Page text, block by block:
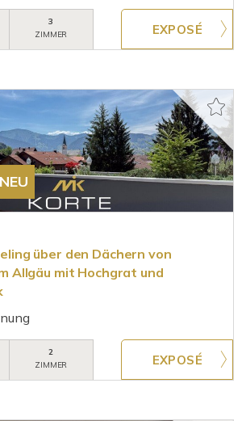
3
ZIMMER
NEU
über den Dächern von
Allgäu mit Hochgrat und
2
ZIMMER